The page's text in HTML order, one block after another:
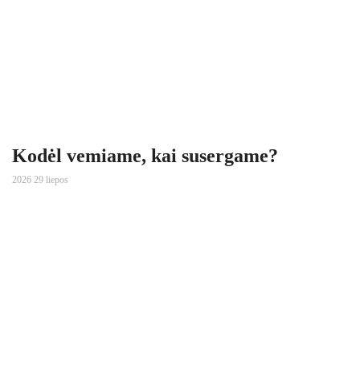
Kodėl vemiame, kai susergame?
2026 29 liepos